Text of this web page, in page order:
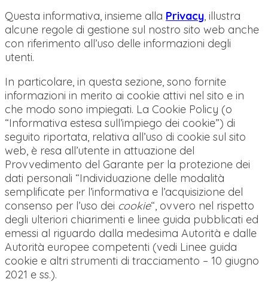
Questa informativa, insieme alla Privacy, illustra
alcune regole di gestione sul nostro sito web anche
con riferimento all’uso delle informazioni degli
utenti.
In particolare, in questa sezione, sono fornite
informazioni in merito ai cookie attivi nel sito e in
che modo sono impiegati. La Cookie Policy (o
“Informativa estesa sull’impiego dei cookie”) di
seguito riportata, relativa all’uso di cookie sul sito
web, è resa all’utente in attuazione del
Provvedimento del Garante per la protezione dei
dati personali “Individuazione delle modalità
semplificate per l’informativa e l’acquisizione del
consenso per l’uso dei cookie“, ovvero nel rispetto
degli ulteriori chiarimenti e linee guida pubblicati ed
emessi al riguardo dalla medesima Autorità e dalle
Autorità europee competenti (vedi Linee guida
cookie e altri strumenti di tracciamento – 10 giugno
2021 e ss.).